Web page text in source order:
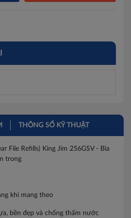
THÔNG SỐ KỸ THUẬT
File Refills) King Jim 256GSV - Bìa
trong
khi mang theo
bền đẹp và chống thấm nước